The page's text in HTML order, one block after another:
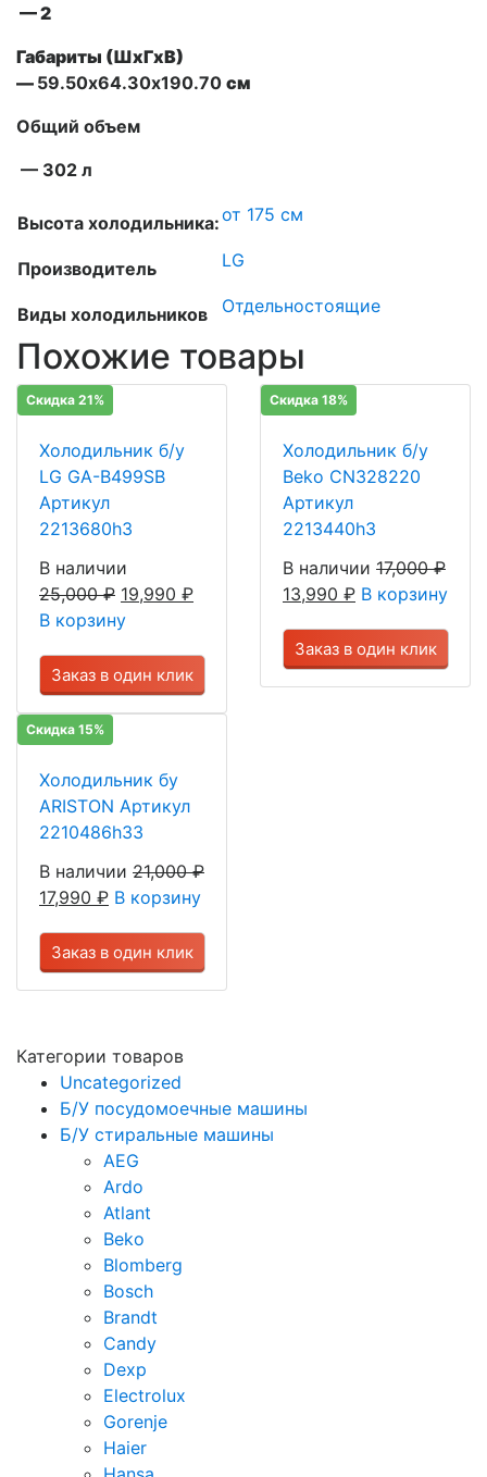
— 2
Габариты (ШxГxВ)
— 59.50х64.30х190.70 см
Общий объем
— 302 л
Высота холодильника:от 175 см
Производитель LG
Виды холодильников Отдельностоящие
Похожие товары
Скидка 21%
Холодильник б/у
LG GA-B499SB
Артикул
2213680h3
В наличии
25,000₽ 19,990 ₽
В корзину
Заказ в один клик
Скидка 18%
Холодильник б/у
Beko CN328220
Артикул
2213440h3
В наличии 17,000₽
13,990 ₽ В корзину
Заказ в один клик
Скидка 15%
Холодильник бу
ARISTON Артикул
2210486h33
В наличии 21,000₽
17,990 ₽ В корзину
Заказ в один клик
Категории товаров
Uncategorized
Б/У посудомоечные машины
Б/У стиральные машины
AEG
Ardo
Atlant
Beko
Blomberg
Bosch
Brandt
Candy
Dexp
Electrolux
Gorenje
Haier